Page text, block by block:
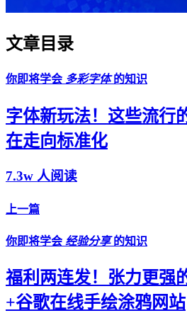
文章目录
你即将学会 多彩字体的知识
字体新玩法！这些流行
在走向标准化
7.3w 人阅读
上一篇
你即将学会 经验分享的知识
福利两连发！张力更强
+谷歌在线手绘涂鸦网站